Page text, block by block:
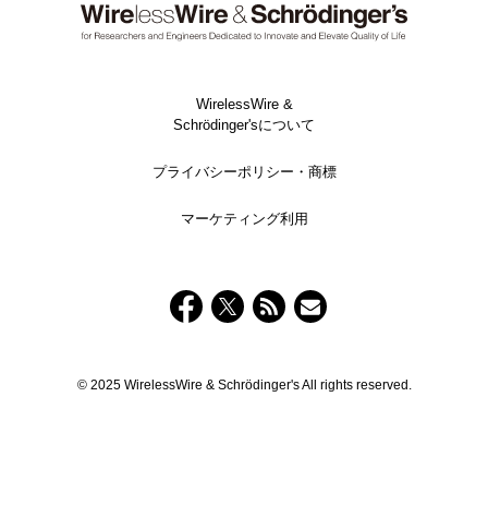
WirelessWire &
Schrödinger'sについて
プライバシーポリシー・商標
マーケティング利用
© 2025 WirelessWire & Schrödinger's All rights reserved.